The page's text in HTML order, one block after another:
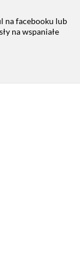
na facebooku lub
na wspaniałe